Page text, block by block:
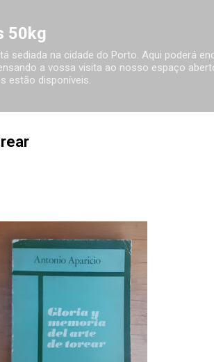
50kg
sediada na cidade do Porto. Aqui poderá
a vossa visita ao nosso espaço
estão disponíveis.